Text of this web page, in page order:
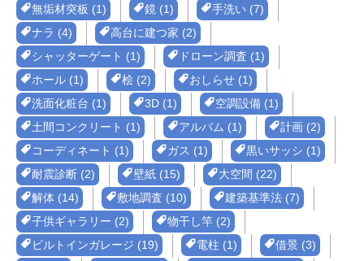
無垢材突板 (1)
鏡 (1)
手洗い (7)
ナラ (4)
高台に建つ家 (2)
シャッターゲート (1)
ドローン調査 (1)
ホール (1)
桧 (2)
おしらせ (1)
洗面化粧台 (1)
3D (1)
空調設備 (1)
土間コンクリート (1)
アルバム (1)
計画 (2)
コーディネート (1)
ガス (1)
黒いサッシ (1)
耐震診断 (2)
壁紙 (15)
大空間 (22)
解体 (14)
敷地調査 (10)
建築基準法 (7)
子供ギャラリー (2)
物干し竿 (2)
ビルトインガレージ (19)
電柱 (1)
借景 (3)